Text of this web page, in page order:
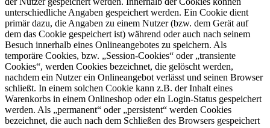
unterschiedliche Angaben gespeichert werden. Ein Cookie dient
primär dazu, die Angaben zu einem Nutzer (bzw. dem Gerät auf
dem das Cookie gespeichert ist) während oder auch nach seinem
Besuch innerhalb eines Onlineangebotes zu speichern. Als
temporäre Cookies, bzw. „Session-Cookies“ oder „transiente
Cookies“, werden Cookies bezeichnet, die gelöscht werden,
nachdem ein Nutzer ein Onlineangebot verlässt und seinen Browser
schließt. In einem solchen Cookie kann z.B. der Inhalt eines
Warenkorbs in einem Onlineshop oder ein Login-Status gespeichert
werden. Als „permanent“ oder „persistent“ werden Cookies
bezeichnet, die auch nach dem Schließen des Browsers gespeichert